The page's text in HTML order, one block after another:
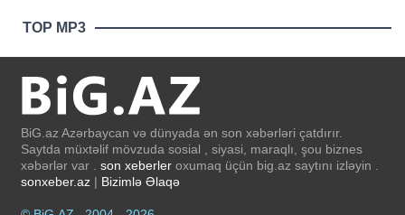
TOP MP3
BiG.az Azərbaycan və dünyada ən son xəbərləri çatdırır.
Saytda müxtəlif mövzuda sosial , siyasi, maraqlı, şou biznes
xəbərlər var . son xeberler oxumaq üçün big.az saytını izləyin .
sonxeber.az | Bizimlə Əlaqə